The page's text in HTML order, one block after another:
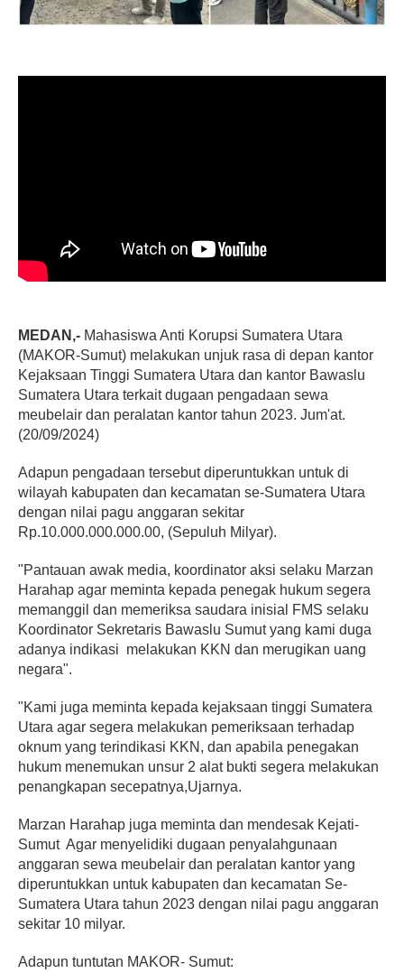
MEDAN,- Mahasiswa Anti Korupsi Sumatera Utara
(MAKOR-Sumut) melakukan unjuk rasa di depan kantor
Kejaksaan Tinggi Sumatera Utara dan kantor Bawaslu
Sumatera Utara terkait dugaan pengadaan sewa
meubelair dan peralatan kantor tahun 2023. Jum'at.
(20/09/2024)
Adapun pengadaan tersebut diperuntukkan untuk di
wilayah kabupaten dan kecamatan se-Sumatera Utara
dengan nilai pagu anggaran sekitar
Rp.10.000.000.000.00, (Sepuluh Milyar).
"Pantauan awak media, koordinator aksi selaku Marzan
Harahap agar meminta kepada penegak hukum segera
memanggil dan memeriksa saudara inisial FMS selaku
Koordinator Sekretaris Bawaslu Sumut yang kami duga
adanya indikasi melakukan KKN dan merugikan uang
negara".
"Kami juga meminta kepada kejaksaan tinggi Sumatera
Utara agar segera melakukan pemeriksaan terhadap
oknum yang terindikasi KKN, dan apabila penegakan
hukum menemukan unsur 2 alat bukti segera melakukan
penangkapan secepatnya,Ujarnya.
Marzan Harahap juga meminta dan mendesak Kejati-
Sumut Agar menyelidiki dugaan penyalahgunaan
anggaran sewa meubelair dan peralatan kantor yang
diperuntukkan untuk kabupaten dan kecamatan Se-
Sumatera Utara tahun 2023 dengan nilai pagu anggaran
sekitar 10 milyar.
Adapun tuntutan MAKOR- Sumut: